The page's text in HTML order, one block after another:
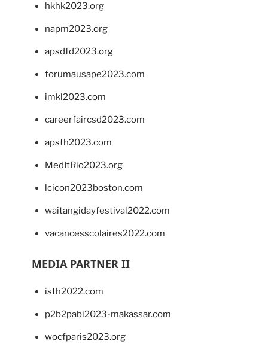
hkhk2023.org
napm2023.org
apsdfd2023.org
forumausape2023.com
imkl2023.com
careerfaircsd2023.com
apsth2023.com
MedItRio2023.org
lcicon2023boston.com
waitangidayfestival2022.com
vacancesscolaires2022.com
MEDIA PARTNER II
isth2022.com
p2b2pabi2023-makassar.com
wocfparis2023.org